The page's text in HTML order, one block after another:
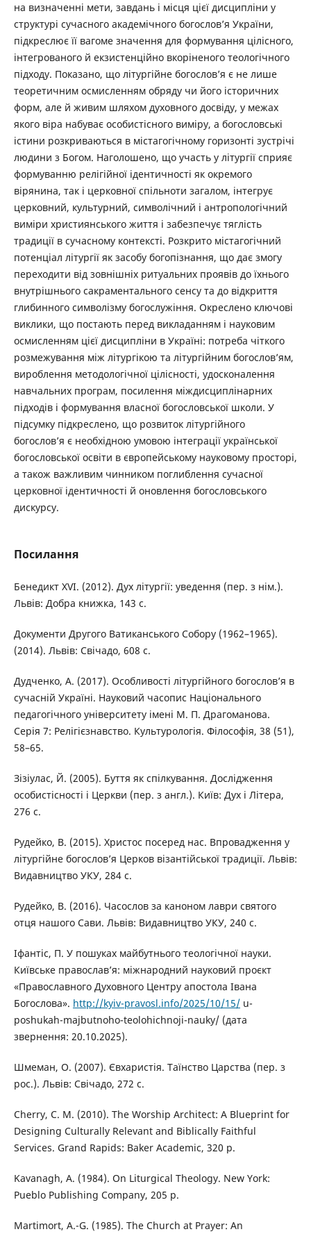
на визначенні мети, завдань і місця цієї дисципліни у
структурі сучасного академічного богослов’я України,
підкреслює її вагоме значення для формування цілісного,
інтегрованого й екзистенційно вкоріненого теологічного
підходу. Показано, що літургійне богослов’я є не лише
теоретичним осмисленням обряду чи його історичних
форм, але й живим шляхом духовного досвіду, у межах
якого віра набуває особистісного виміру, а богословські
істини розкриваються в містагогічному горизонті зустрічі
людини з Богом. Наголошено, що участь у літургії сприяє
формуванню релігійної ідентичності як окремого
вірянина, так і церковної спільноти загалом, інтегрує
церковний, культурний, символічний і антропологічний
виміри християнського життя і забезпечує тяглість
традиції в сучасному контексті. Розкрито містагогічний
потенціал літургії як засобу богопізнання, що дає змогу
переходити від зовнішніх ритуальних проявів до їхнього
внутрішнього сакраментального сенсу та до відкриття
глибинного символізму богослужіння. Окреслено ключові
виклики, що постають перед викладанням і науковим
осмисленням цієї дисципліни в Україні: потреба чіткого
розмежування між літургікою та літургійним богослов’ям,
вироблення методологічної цілісності, удосконалення
навчальних програм, посилення міждисциплінарних
підходів і формування власної богословської школи. У
підсумку підкреслено, що розвиток літургійного
богослов’я є необхідною умовою інтеграції української
богословської освіти в європейському науковому просторі,
а також важливим чинником поглиблення сучасної
церковної ідентичності й оновлення богословського
дискурсу.
Посилання
Бенедикт XVI. (2012). Дух літургії: уведення (пер. з нім.).
Львів: Добра книжка, 143 с.
Документи Другого Ватиканського Собору (1962–1965).
(2014). Львів: Свічадо, 608 с.
Дудченко, А. (2017). Особливості літургійного богослов’я в
сучасній Україні. Науковий часопис Національного
педагогічного університету імені М. П. Драгоманова.
Серія 7: Релігієзнавство. Культурологія. Філософія, 38 (51),
58–65.
Зізіулас, Й. (2005). Буття як спілкування. Дослідження
особистісності і Церкви (пер. з англ.). Київ: Дух і Літера,
276 с.
Рудейко, В. (2015). Христос посеред нас. Впровадження у
літургійне богослов’я Церков візантійської традиції. Львів:
Видавництво УКУ, 284 с.
Рудейко, В. (2016). Часослов за каноном лаври святого
отця нашого Сави. Львів: Видавництво УКУ, 240 с.
Іфантіс, П. У пошуках майбутнього теологічної науки.
Київське православ’я: міжнародний науковий проєкт
«Православного Духовного Центру апостола Івана
Богослова». http://kyiv-pravosl.info/2025/10/15/u-
poshukah-majbutnoho-teolohichnoji-nauky/ (дата
звернення: 20.10.2025).
Шмеман, О. (2007). Євхаристія. Таїнство Царства (пер. з
рос.). Львів: Свічадо, 272 с.
Сherry, C. M. (2010). The Worship Architect: A Blueprint for
Designing Culturally Relevant and Biblically Faithful
Services. Grand Rapids: Baker Academic, 320 p.
Kavanagh, A. (1984). On Liturgical Theology. New York:
Pueblo Publishing Company, 205 p.
Martimort, A.-G. (1985). The Church at Prayer: An